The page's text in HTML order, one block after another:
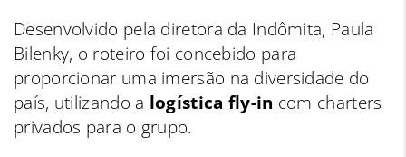
Desenvolvido pela diretora da Indômita, Paula
Bilenky, o roteiro foi concebido para
proporcionar uma imersão na diversidade do
país, utilizando a logística fly-in com charters
privados para o grupo.